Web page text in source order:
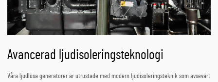
Avancerad ljudisoleringsteknologi
Våra ljudlösa generatorer är utrustade med modern ljudisoleringsteknik som avsevärt